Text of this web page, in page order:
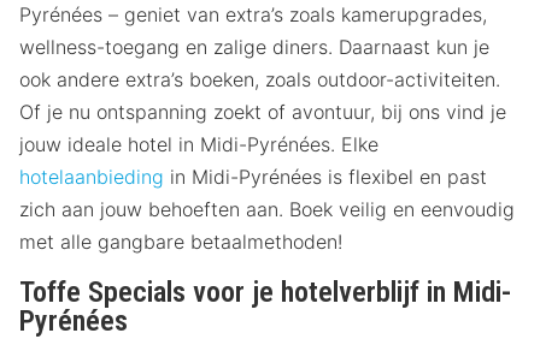
Pyrénées – geniet van extra’s zoals kamerupgrades,
wellness-toegang en zalige diners. Daarnaast kun je
ook andere extra’s boeken, zoals outdoor-activiteiten.
Of je nu ontspanning zoekt of avontuur, bij ons vind je
jouw ideale hotel in Midi-Pyrénées. Elke
hotelaanbieding in Midi-Pyrénées is flexibel en past
zich aan jouw behoeften aan. Boek veilig en eenvoudig
met alle gangbare betaalmethoden!
Toffe Specials voor je hotelverblijf in Midi-
Pyrénées